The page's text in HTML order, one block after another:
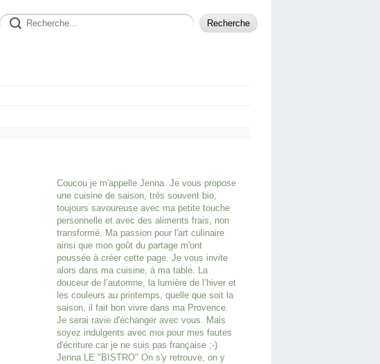
Coucou je m'appelle Jenna. Je vous propose
une cuisine de saison, très souvent bio,
toujours savoureuse avec ma petite touche
personnelle et avec des aliments frais, non
transformé. Ma passion pour l'art culinaire
ainsi que mon goût du partage m'ont
poussée à créer cette page. Je vous invite
alors dans ma cuisine, à ma table. La
douceur de l’automne, la lumière de l’hiver et
les couleurs au printemps, quelle que soit la
saison, il fait bon vivre dans ma Provence.
Je serai ravie d'échanger avec vous. Mais
soyez indulgents avec moi pour mes fautes
d'écriture car je ne suis pas française ;-)
Jenna LE "BISTRO" On s'y retrouve, on y